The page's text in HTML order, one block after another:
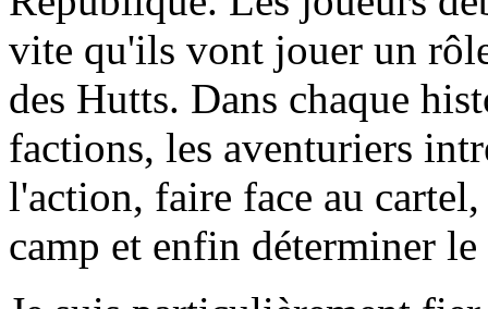
vite qu'ils vont jouer un
des Hutts. Dans chaque
factions, les aventuriers
l'action, faire face au
camp et enfin déterminer